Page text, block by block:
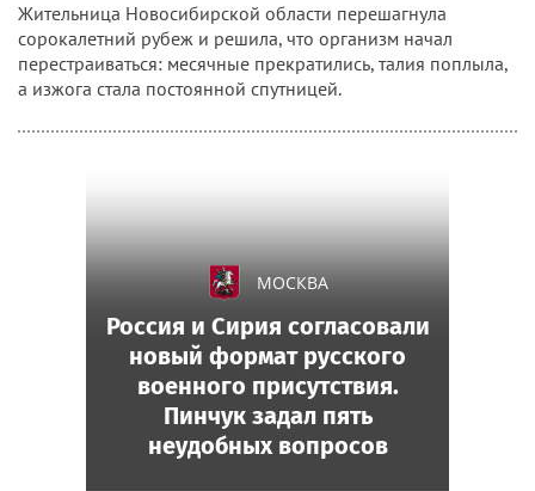
Жительница Новосибирской области перешагнула
сорокалетний рубеж и решила, что организм начал
перестраиваться: месячные прекратились, талия поплыла,
а изжога стала постоянной спутницей.
МОСКВА
Россия и Сирия согласовали
новый формат русского
военного присутствия.
Пинчук задал пять
неудобных вопросов